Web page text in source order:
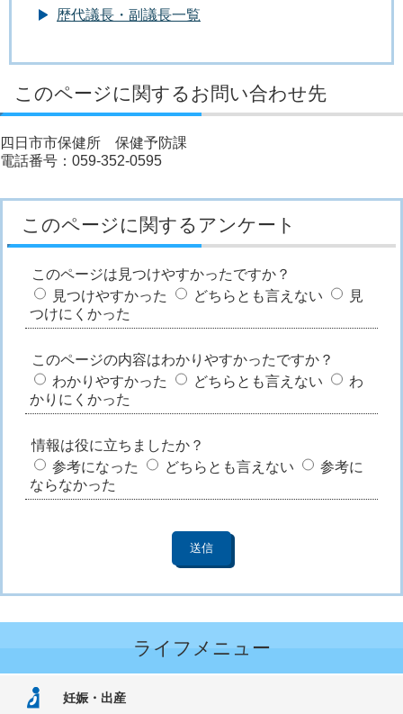
歴代議長・副議長一覧
このページに関するお問い合わせ先
四日市市保健所 保健予防課
電話番号：059-352-0595
このページに関するアンケート
このページは見つけやすかったですか？
見つけやすかった
どちらとも言えない
見
つけにくかった
このページの内容はわかりやすかったですか？
わかりやすかった
どちらとも言えない
わ
かりにくかった
情報は役に立ちましたか？
参考になった
どちらとも言えない
参考に
ならなかった
ライフメニュー
妊娠・出産